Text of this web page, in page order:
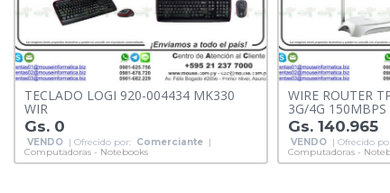
TECLADO LOGI 920-004434 MK330
WIR
Gs. 0
VENDO | Ofrecido por: Comerciante |
Computadoras - Notebooks
WIRE ROUTER
3G/4G 150MBPS
Gs. 140.965
VENDO | Ofrecido
Computadoras -